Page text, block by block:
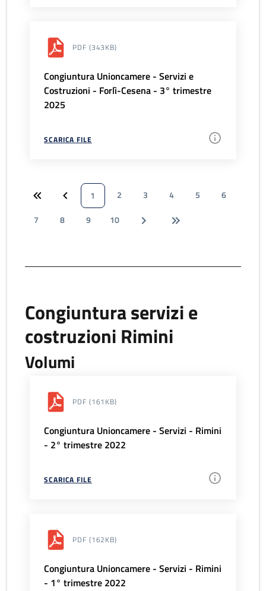
PDF (343KB)
Congiuntura Unioncamere - Servizi e
Costruzioni - Forlì-Cesena - 3° trimestre
2025
SCARICA FILE
1 2 3 4 5
6
7
8 9 10
Congiuntura servizi e
costruzioni Rimini
Volumi
PDF (161KB)
Congiuntura Unioncamere - Servizi - Rimini
- 2° trimestre 2022
SCARICA FILE
PDF (162KB)
Congiuntura Unioncamere - Servizi - Rimini
- 1° trimestre 2022